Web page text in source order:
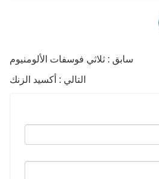
سابق : ثلاثي فوسفات الألومنيوم
التالي : أكسيد الزنك